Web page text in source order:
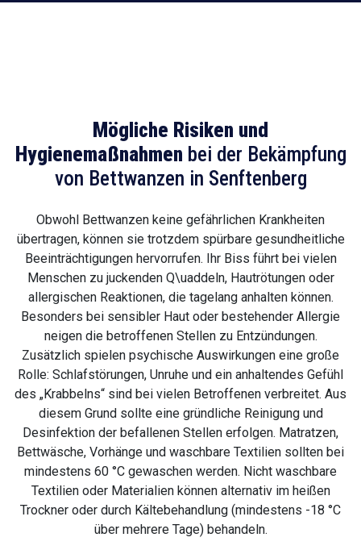
Mögliche Risiken und
Hygienemaßnahmen bei der Bekämpfung
von Bettwanzen in Senftenberg
Obwohl Bettwanzen keine gefährlichen Krankheiten
übertragen, können sie trotzdem spürbare gesundheitliche
Beeinträchtigungen hervorrufen. Ihr Biss führt bei vielen
Menschen zu juckenden Q\uaddeln, Hautrötungen oder
allergischen Reaktionen, die tagelang anhalten können.
Besonders bei sensibler Haut oder bestehender Allergie
neigen die betroffenen Stellen zu Entzündungen.
Zusätzlich spielen psychische Auswirkungen eine große
Rolle: Schlafstörungen, Unruhe und ein anhaltendes Gefühl
des „Krabbelns“ sind bei vielen Betroffenen verbreitet. Aus
diesem Grund sollte eine gründliche Reinigung und
Desinfektion der befallenen Stellen erfolgen. Matratzen,
Bettwäsche, Vorhänge und waschbare Textilien sollten bei
mindestens 60 °C gewaschen werden. Nicht waschbare
Textilien oder Materialien können alternativ im heißen
Trockner oder durch Kältebehandlung (mindestens -18 °C
über mehrere Tage) behandeln.